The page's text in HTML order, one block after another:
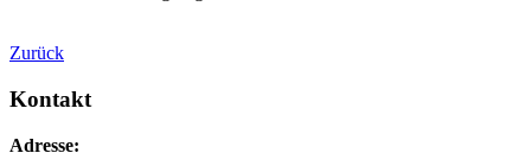
Zurück
Kontakt
Adresse: